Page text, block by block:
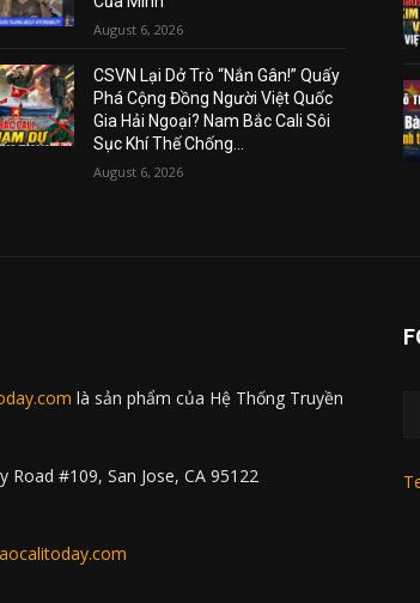
August 6, 2026
CSVN Lại Dở Trò “Nắn Gân!” Quấy
Phá Cộng Đồng Người Việt Quốc
Gia Hải Ngoại? Nam Bắc Cali Sôi
Sục Khí Thế Chống...
August 6, 2026
là sản phẩm của Hệ Thống Truyền
Road #109, San Jose, CA 95122